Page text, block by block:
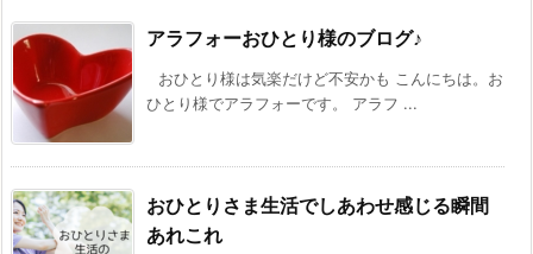
アラフォーおひとり様のブログ♪
おひとり様は気楽だけど不安かも こんにちは。お
ひとり様でアラフォーです。 アラフ ...
おひとりさま生活でしあわせ感じる瞬間
あれこれ